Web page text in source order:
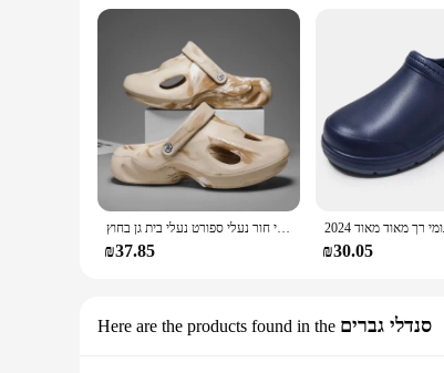
גברים קיץ הסוואה סנדלים אור נעלי גברים מזדמנים נעלי חור נעלי ספורט נעלי בית גן בחוץ
₪37.85 ₪30.05
Here are the products found in the סנדלי גברים